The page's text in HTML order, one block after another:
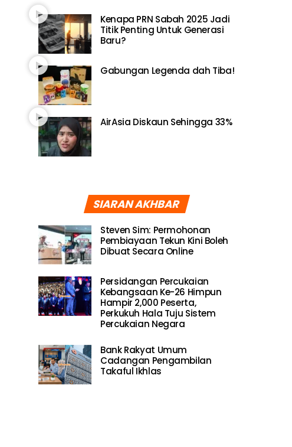
Kenapa PRN Sabah 2025 Jadi
Titik Penting Untuk Generasi
Baru?
Gabungan Legenda dah Tiba!
AirAsia Diskaun Sehingga 33%
SIARAN AKHBAR
Steven Sim: Permohonan
Pembiayaan Tekun Kini Boleh
Dibuat Secara Online
Persidangan Percukaian
Kebangsaan Ke-26 Himpun
Hampir 2,000 Peserta,
Perkukuh Hala Tuju Sistem
Percukaian Negara
Bank Rakyat Umum
Cadangan Pengambilan
Takaful Ikhlas